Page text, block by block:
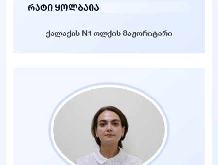
რატი ყოლბაია
ქალაქის N1 ოლქის მაჟორიტარი